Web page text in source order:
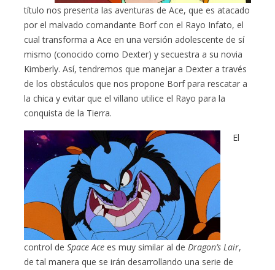
título nos presenta las aventuras de Ace, que es atacado
por el malvado comandante Borf con el Rayo Infato, el
cual transforma a Ace en una versión adolescente de sí
mismo (conocido como Dexter) y secuestra a su novia
Kimberly. Así, tendremos que manejar a Dexter a través
de los obstáculos que nos propone Borf para rescatar a
la chica y evitar que el villano utilice el Rayo para la
conquista de la Tierra.
El
control deSpace Ace es muy similar al deDragon’s Lair,
de tal manera que se irán desarrollando una serie de